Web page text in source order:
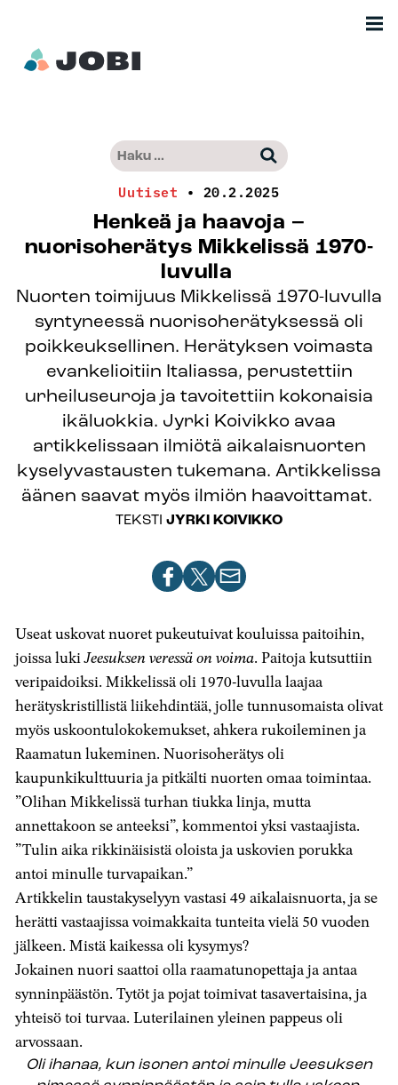
Haku:
Kun tuloksia tulee, voit selata niitä
Uutiset • 20.2.2025
Henkeä ja haavoja –
nuorisoherätys Mikkelissä 1970-
luvulla
Nuorten toimijuus Mikkelissä 1970-luvulla
syntyneessä nuorisoherätyksessä oli
poikkeuksellinen. Herätyksen voimasta
evankelioitiin Italiassa, perustettiin
urheiluseuroja ja tavoitettiin kokonaisia
ikäluokkia. Jyrki Koivikko avaa
artikkelissaan ilmiötä aikalaisnuorten
kyselyvastausten tukemana. Artikkelissa
äänen saavat myös ilmiön haavoittamat.
TEKSTI JYRKI KOIVIKKO
Jaa
artikkeli
Jaa
artikkeli
palvelussa
Jaa
artikkeli
Useat uskovat nuoret pukeutuivat kouluissa paitoihin,
joissa lukiJeesuksen veressä on voima. Paitoja kutsuttiin
veripaidoiksi. Mikkelissä oli 1970-luvulla laajaa
herätyskristillistä liikehdintää, jolle tunnusomaista olivat
myös uskoontulokokemukset, ahkera rukoileminen ja
Raamatun lukeminen. Nuorisoherätys oli
kaupunkikulttuuria ja pitkälti nuorten omaa toimintaa.
”Olihan Mikkelissä turhan tiukka linja, mutta
annettakoon se anteeksi”, kommentoi yksi vastaajista.
”Tulin aika rikkinäisistä oloista ja uskovien porukka
antoi minulle turvapaikan.”
Artikkelin taustakyselyyn vastasi 49 aikalaisnuorta, ja se
herätti vastaajissa voimakkaita tunteita vielä 50 vuoden
jälkeen. Mistä kaikessa oli kysymys?
Jokainen nuori saattoi olla raamatunopettaja ja antaa
synninpäästön. Tytöt ja pojat toimivat tasavertaisina, ja
yhteisö toi turvaa. Luterilainen yleinen pappeus oli
arvossaan.
Oli ihanaa, kun isonen antoi minulle Jeesuksen